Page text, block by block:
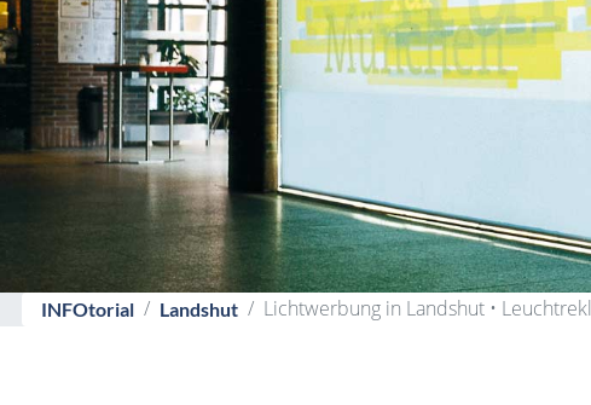
INFOtorial Landshut Lichtwerbung in Landshut •